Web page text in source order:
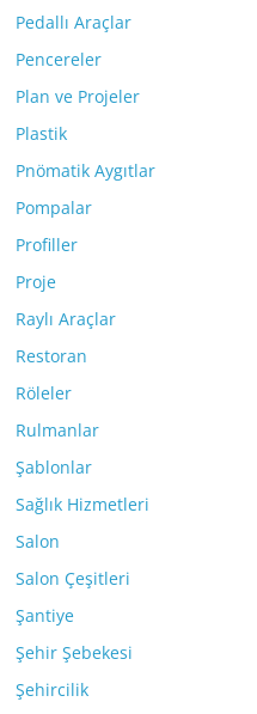
Pedallı Araçlar
Pencereler
Plan ve Projeler
Plastik
Pnömatik Aygıtlar
Pompalar
Profiller
Proje
Raylı Araçlar
Restoran
Röleler
Rulmanlar
Şablonlar
Sağlık Hizmetleri
Salon
Salon Çeşitleri
Şantiye
Şehir Şebekesi
Şehircilik